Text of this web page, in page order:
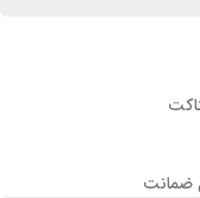
ضمانت